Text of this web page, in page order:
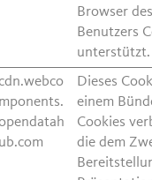
Browser des
Benutzers
unterstützt.
mponents.
ub.com
Dieses
einem
Cookies
die dem